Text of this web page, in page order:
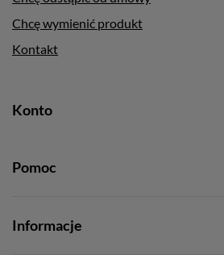
Chcę wymienić produkt
Kontakt
Konto
Pomoc
Informacje